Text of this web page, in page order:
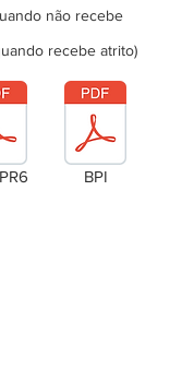
não recebe
recebe atrito)
BPI